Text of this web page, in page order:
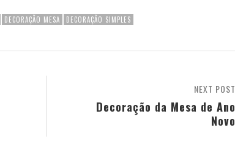
DECORAÇÃO MESA DECORAÇÃO SIMPLES
NEXT POST
Decoração da Mesa de Ano
Novo